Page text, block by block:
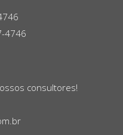
4746
consultores!